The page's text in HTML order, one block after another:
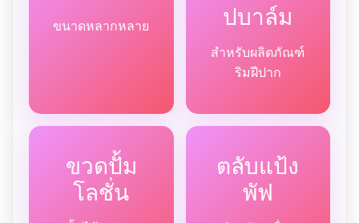
ขนาดหลากหลาย
ปบาล์ม
สำหรับผลิตภัณฑ์
ริมฝีปาก
ขวดปั้ม
โลชั่น
ตลับแป้ง
พัฟ